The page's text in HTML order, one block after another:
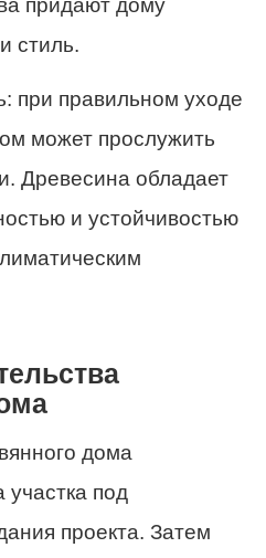
придают дому
стиль.
при правильном уходе
может прослужить
Древесина обладает
и устойчивостью
дома
участка под
проекта. Затем